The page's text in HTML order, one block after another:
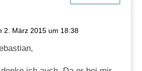
2. März 2015 um 18:38